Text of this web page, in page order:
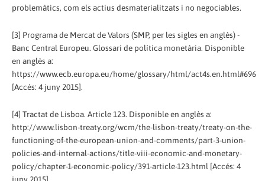
problemàtics, com els actius desmaterialitzats i no negociables.
[3] Programa de Mercat de Valors (SMP, per les sigles en anglès) -
Banc Central Europeu. Glossari de política monetària. Disponible
en anglès a:
https://www.ecb.europa.eu/home/glossary/html/act4s.en.html#696
[Accés: 4 juny 2015].
[4] Tractat de Lisboa. Article 123. Disponible en anglès a:
http://www.lisbon-treaty.org/wcm/the-lisbon-treaty/treaty-on-the-
functioning-of-the-european-union-and-comments/part-3-union-
policies-and-internal-actions/title-viii-economic-and-monetary-
policy/chapter-1-economic-policy/391-article-123.html [Accés: 4
juny 2015].